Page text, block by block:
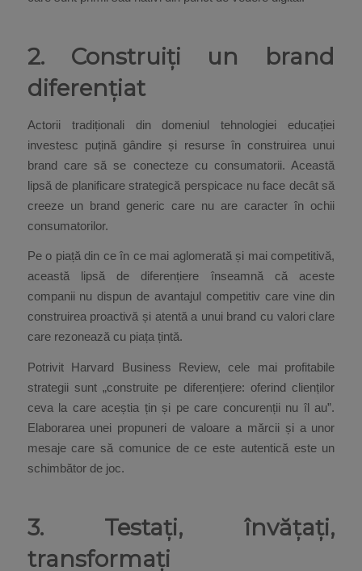
2. Construiți un brand
diferențiat
Actorii tradiționali din domeniul tehnologiei educației
investesc puțină gândire și resurse în construirea unui
brand care să se conecteze cu consumatorii. Această
lipsă de planificare strategică perspicace nu face decât să
creeze un brand generic care nu are caracter în ochii
consumatorilor.
Pe o piață din ce în ce mai aglomerată și mai competitivă,
această lipsă de diferențiere înseamnă că aceste
companii nu dispun de avantajul competitiv care vine din
construirea proactivă și atentă a unui brand cu valori clare
care rezonează cu piața țintă.
Potrivit Harvard Business Review, cele mai profitabile
strategii sunt „construite pe diferențiere: oferind clienților
ceva la care aceștia țin și pe care concurenții nu îl au”.
Elaborarea unei propuneri de valoare a mărcii și a unor
mesaje care să comunice de ce este autentică este un
schimbător de joc.
3. Testați, învățați,
transformați